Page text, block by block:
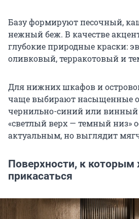
Базу формируют песочный,
нежный беж. В качестве
глубокие природные краски:
оливковый, терракотовый и
Для нижних шкафов и
чаще выбирают насыщенные
чернильно-синий или винный
«светлый верх — темный низ»
актуальным, но выглядит
Поверхности, к которым
прикасаться